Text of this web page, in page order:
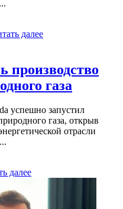
далее
производство
газа
успешно запустил
газа, открыв
отрасли
далее